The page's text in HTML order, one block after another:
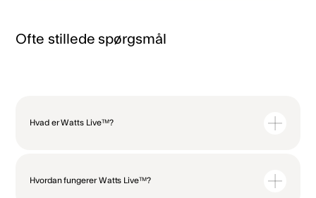
Ofte stillede spørgsmål
Hvad er Watts Live™?
elmåler hvert 5. Sekund. Derefter sender den automatisk data til Watts
Hvordan fungerer Watts Live™?